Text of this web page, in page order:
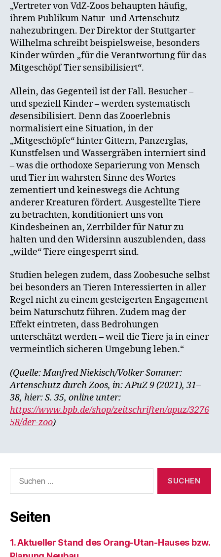
„Vertreter von VdZ-Zoos behaupten häufig,
ihrem Publikum Natur- und Artenschutz
nahezubringen. Der Direktor der Stuttgarter
Wilhelma schreibt beispielsweise, besonders
Kinder würden „für die Verantwortung für das
Mitgeschöpf Tier sensibilisiert“.
Allein, das Gegenteil ist der Fall. Besucher –
und speziell Kinder – werden systematisch
desensibilisiert. Denn das Zooerlebnis
normalisiert eine Situation, in der
„Mitgeschöpfe“ hinter Gittern, Panzerglas,
Kunstfelsen und Wassergräben interniert sind
– was die orthodoxe Separierung von Mensch
und Tier im wahrsten Sinne des Wortes
zementiert und keineswegs die Achtung
anderer Kreaturen fördert. Ausgestellte Tiere
zu betrachten, konditioniert uns von
Kindesbeinen an, Zerrbilder für Natur zu
halten und den Widersinn auszublenden, dass
„wilde“ Tiere eingesperrt sind.
Studien belegen zudem, dass Zoobesuche selbst
bei besonders an Tieren Interessierten in aller
Regel nicht zu einem gesteigerten Engagement
beim Naturschutz führen. Zudem mag der
Effekt eintreten, dass Bedrohungen
unterschätzt werden – weil die Tiere ja in einer
vermeintlich sicheren Umgebung leben.“
(Quelle: Manfred Niekisch/Volker Sommer:
Artenschutz durch Zoos, in: APuZ 9 (2021), 31–
38, hier: S. 35, online unter:
https://www.bpb.de/shop/zeitschriften/apuz/3276
58/der-zoo)
nach:
Seiten
1. Aktueller Stand des Orang-Utan-Hauses bzw.